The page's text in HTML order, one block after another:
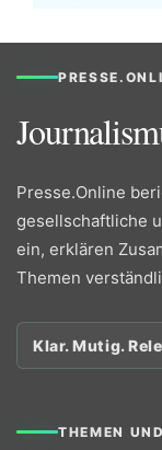
Presse.Online
gesellschaftliche
ein, erklären
Themen
Klar. Mutig.
THEMEN